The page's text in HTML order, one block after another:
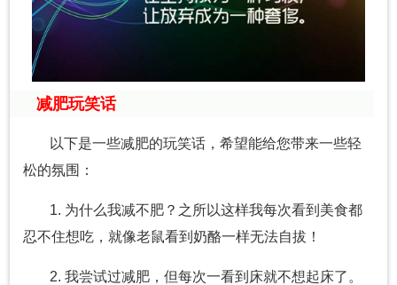
减肥玩笑话
以下是一些减肥的玩笑话，希望能给您带来一些轻
松的氛围：
1. 为什么我减不肥？之所以这样我每次看到美食都
忍不住想吃，就像老鼠看到奶酪一样无法自拔！
2. 我尝试过减肥，但每次一看到床就不想起床了。